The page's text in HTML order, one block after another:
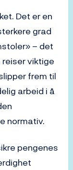
Det er en
grad
– det
viktige
frem til
arbeid i å
normativ.
pengenes